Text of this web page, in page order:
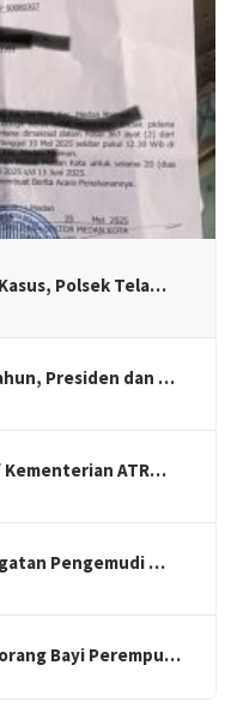
Polsek Tela…
Presiden dan …
ATR…
Pengemudi …
Bayi Perempu…